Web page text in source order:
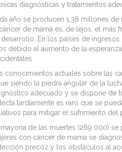
diagnósticas y tratamientos
año se producen 1,38 millones
de mama es, de lejos, el más
En los países de
debido al aumento de la
conocimientos actuales sobre las
siendo la piedra angular de la
adecuado y se dispone de
tardíamente es raro que se
para mitigar el sufrimiento del
mayoría de las muertes (269 000)
con cáncer de mama se
precoz y los obstáculos al